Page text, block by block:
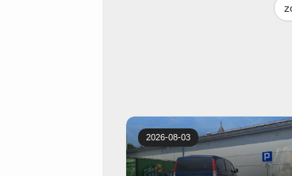
Bezpośrednio przy hotelu
prywatna, piaszczysto-żwirowa
2026-08-03